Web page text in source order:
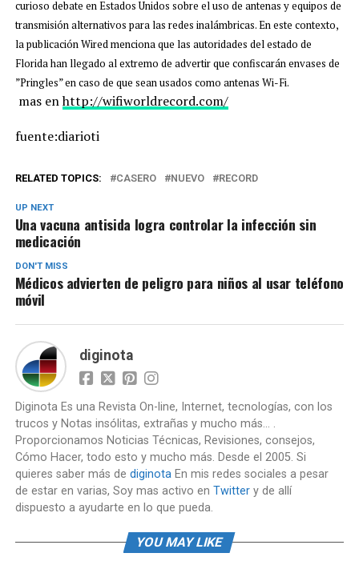
curioso debate en Estados Unidos sobre el uso de antenas y equipos de
transmisión alternativos para las redes inalámbricas. En este contexto,
la publicación Wired menciona que las autoridades del estado de
Florida han llegado al extremo de advertir que confiscarán envases de
”Pringles” en caso de que sean usados como antenas Wi-Fi.
mas enhttp://wifiworldrecord.com/
fuente:diarioti
RELATED TOPICS: CASERO NUEVO RECORD
UP NEXT
Una vacuna antisida logra controlar la infección sin
medicación
DON'T MISS
Médicos advierten de peligro para niños al usar teléfono
móvil
diginota
Diginota Es una Revista On-line, Internet, tecnologías, con los
trucos y Notas insólitas, extrañas y mucho más... .
Proporcionamos Noticias Técnicas, Revisiones, consejos,
Cómo Hacer, todo esto y mucho más. Desde el 2005. Si
quieres saber más de diginotaEn mis redes sociales a pesar
de estar en varias, Soy mas activo en Twittery de allí
dispuesto a ayudarte en lo que pueda.
YOU MAY LIKE